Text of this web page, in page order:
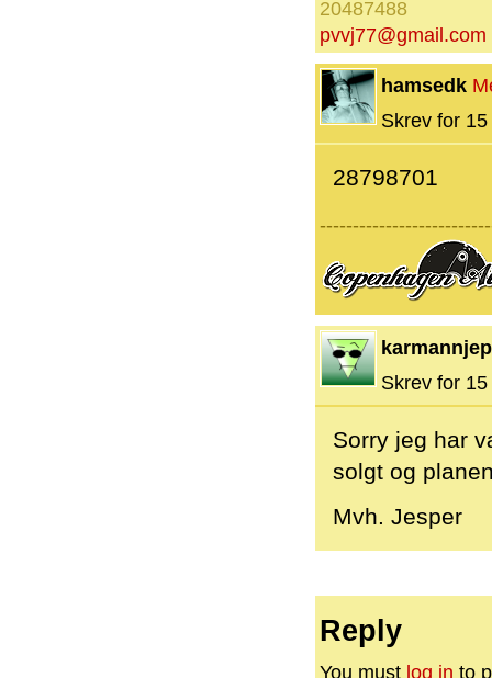
20487488
pvvj77@gmail.com
hamsedk
Skrev for
28798701
Skrev for
Sorry jeg har
solgt og
Mvh. Jesper
Reply
You must log in to